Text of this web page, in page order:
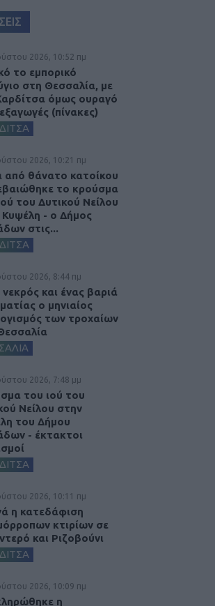
2026, 10:52 πμ
το εμπορικό
στη Θεσσαλία, με
όμως ουραγό
(πίνακες)
2026, 10:21 πμ
από θάνατο κατοίκου
το κρούσμα
του Δυτικού Νείλου
Κυψέλη - ο Δήμος
στις...
2026, 8:44 πμ
και ένας βαριά
ο μηνιαίος
των τροχαίων
2026, 7:48 μμ
του ιού του
Νείλου στην
του Δήμου
- έκτακτοι
2026, 10:11 πμ
η κατεδάφιση
κτιρίων σε
και Ριζοβούνι
2026, 10:09 πμ
η